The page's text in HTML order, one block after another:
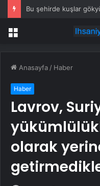
Bu şehirde kuşlar
Menü
Anasayfa / Haber
Haber
Lavrov,
olarak